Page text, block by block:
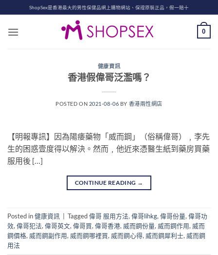
to
content
ShopSex是香港最大的男性保健品網上購物網站、保證原裝正品，假一賠十
0
健康資訊
香港假偉哥泛濫嗎？
POSTED ON 2021-08-06 BY 香港兩性網店
【明報專訊】因為陽痿藥物「威而鋼」（俗稱偉哥）﹐李先
生的困惑壹度得以解決。然而﹐他近來憑醫生紙到藥房買藥
服用後 […]
CONTINUE READING →
Posted in健康資訊 Tagged偉哥 服用方法, 偉哥lihkg, 偉哥份量, 偉哥功
效, 偉哥犯法, 偉哥英文, 偉哥買, 偉哥香港, 威而鋼份量, 威而鋼作用, 威而
鋼價格, 威而鋼副作用, 威而鋼哪裡買, 威而鋼心得, 威而鋼犀利士, 威而鋼
用法